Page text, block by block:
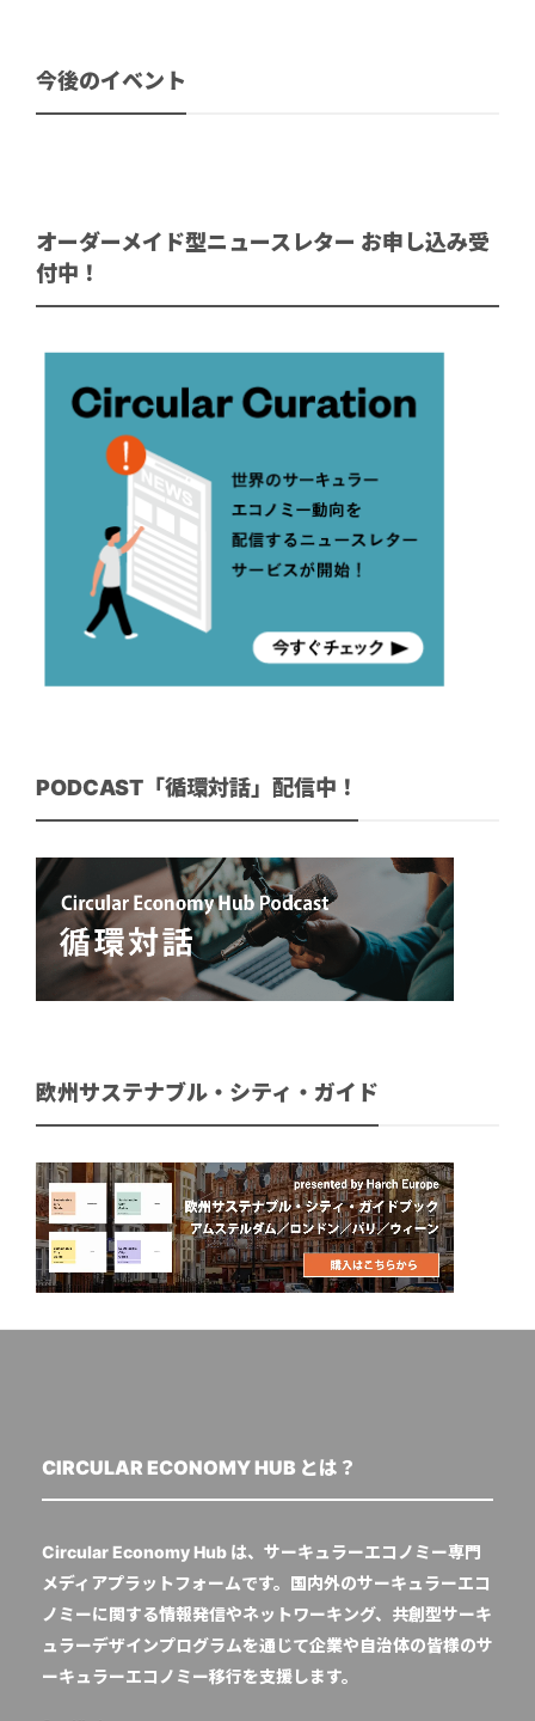
今後のイベント
オーダーメイド型ニュースレター お申し込み受
付中！
PODCAST「循環対話」配信中！
欧州サステナブル・シティ・ガイド
CIRCULAR ECONOMY HUB とは？
Circular Economy Hub は、サーキュラーエコノミー専門
メディアプラットフォームです。国内外のサーキュラーエコ
ノミーに関する情報発信やネットワーキング、共創型サーキ
ュラーデザインプログラムを通じて企業や自治体の皆様のサ
ーキュラーエコノミー移行を支援します。